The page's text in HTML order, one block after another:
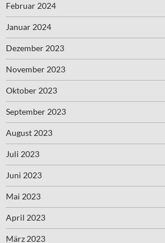
Februar 2024
Januar 2024
Dezember 2023
November 2023
Oktober 2023
September 2023
August 2023
Juli 2023
Juni 2023
Mai 2023
April 2023
März 2023